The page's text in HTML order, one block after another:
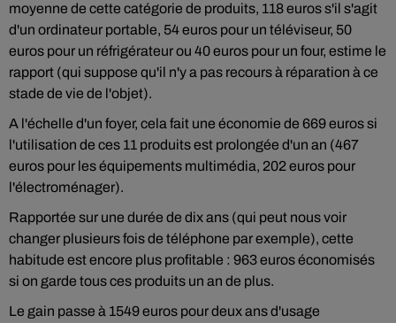
moyenne de cette catégorie de produits, 118 euros s'il s'agit
d'un ordinateur portable, 54 euros pour un téléviseur, 50
euros pour un réfrigérateur ou 40 euros pour un four, estime le
rapport (qui suppose qu'il n'y a pas recours à réparation à ce
stade de vie de l'objet).
A l'échelle d'un foyer, cela fait une économie de 669 euros si
l'utilisation de ces 11 produits est prolongée d'un an (467
euros pour les équipements multimédia, 202 euros pour
l'électroménager).
Rapportée sur une durée de dix ans (qui peut nous voir
changer plusieurs fois de téléphone par exemple), cette
habitude est encore plus profitable : 963 euros économisés
si on garde tous ces produits un an de plus.
Le gain passe à 1549 euros pour deux ans d'usage